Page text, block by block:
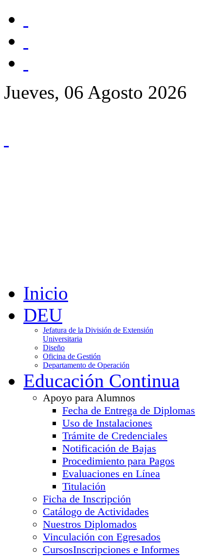
Jueves, 06 Agosto 2026
Inicio
DEU
Jefatura de la División de Extensión
Universitaria
Diseño
Oficina de Gestión
Departamento de Operación
Educación Continua
Apoyo para Alumnos
Fecha de Entrega de Diplomas
Uso de Instalaciones
Trámite de Credenciales
Notificación de Bajas
Procedimiento para Pagos
Evaluaciones en Línea
Titulación
Ficha de Inscripción
Catálogo de Actividades
Nuestros Diplomados
Vinculación con Egresados
CursosInscripciones e Informes